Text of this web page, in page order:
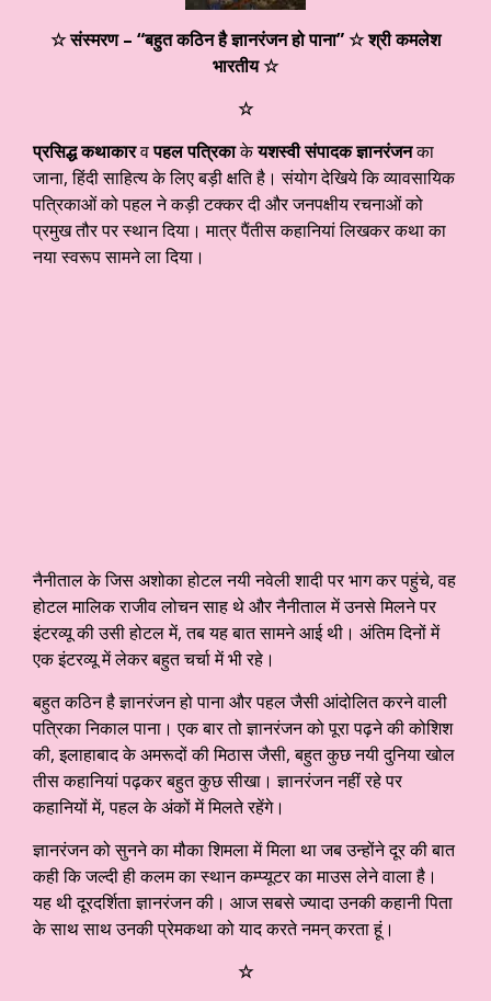
☆ संस्मरण – “बहुत कठिन है ज्ञानरंजन हो पाना”☆ श्री कमलेश
भारतीय ☆
☆
प्रसिद्ध कथाकारवपहल पत्रिकाकेयशस्वी संपादक ज्ञानरंजनका
जाना, हिंदी साहित्य के लिए बड़ी क्षति है। संयोग देखिये कि व्यावसायिक
पत्रिकाओं को पहल ने कड़ी टक्कर दी और जनपक्षीय रचनाओं को
प्रमुख तौर पर स्थान दिया।मात्र पैंतीस कहानियां लिखकर कथा का
नया स्वरूप सामने ला दिया।
नैनीताल के जिस अशोका होटल नयी नवेली शादी पर भाग कर पहुंचे, वह
होटल मालिक राजीव लोचन साह थे और नैनीताल में उनसे मिलने पर
इंटरव्यू की उसी होटल में, तब यह बात सामने आई थी। अंतिम दिनों में
एक इंटरव्यू में लेकर बहुत चर्चा में भी रहे।
बहुत कठिन है ज्ञानरंजन हो पाना और पहल जैसी आंदोलित करने वाली
पत्रिका निकाल पाना। एक बार तो ज्ञानरंजन को पूरा पढ़ने की कोशिश
की, इलाहाबाद के अमरूदों की मिठास जैसी, बहुत कुछ नयी दुनिया खोल
तीस कहानियां पढ़कर बहुत कुछ सीखा। ज्ञानरंजन नहीं रहे पर
कहानियों में, पहल के अंकों में मिलते रहेंगे।
ज्ञानरंजन को सुनने का मौका शिमला में मिला था जब उन्होंने दूर की बात
कही कि जल्दी ही कलम का स्थान कम्प्यूटर का माउस लेने वाला है।
यह थी दूरदर्शिता ज्ञानरंजन की। आज सबसे ज्यादा उनकी कहानी पिता
के साथ साथ उनकी प्रेमकथा को याद करते नमन् करता हूं।
☆